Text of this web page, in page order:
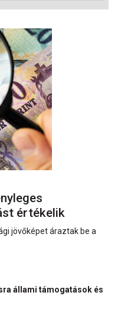
értékelik
jövőképet áraztak be a
állami támogatások és